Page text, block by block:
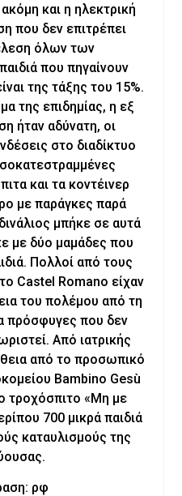
και η ηλεκτρική
που δεν επιτρέπει
όλων των
που πηγαίνουν
της τάξης του 15%.
της επιδημίας, η εξ
ήταν αδύνατη, οι
στο διαδίκτυο
και τα κοντέινερ
με παράγκες παρά
μπήκε σε αυτά
με δύο μαμάδες που
Πολλοί από τους
Castel Romano είχαν
του πολέμου από τη
πρόσφυγες που δεν
Από ιατρικής
από το προσωπικό
Bambino Gesù
τροχόσπιτο «Μη με
700 μικρά παιδιά
καταυλισμούς της
ρφ